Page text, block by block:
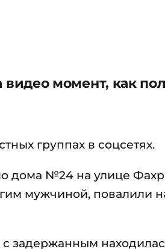
видео момент, как
группах в соцсетях.
дома №24 на улице
мужчиной, повалили
задержанным